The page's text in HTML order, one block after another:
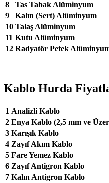
8
Tas Tabak Alüminyum
9
Kalın (Sert) Alüminyum
10 Talaş Alüminyum
11 Kutu Alüminyum
12 Radyatör Petek
Kablo Hurda
1 Analizli Kablo
2 Enya Kablo (2,5 mm ve
3 Karışık Kablo
4 Zayıf Akım Kablo
5 Fare Yemez Kablo
6 Zayıf Antigron Kablo
7 Kalın Antigron Kablo